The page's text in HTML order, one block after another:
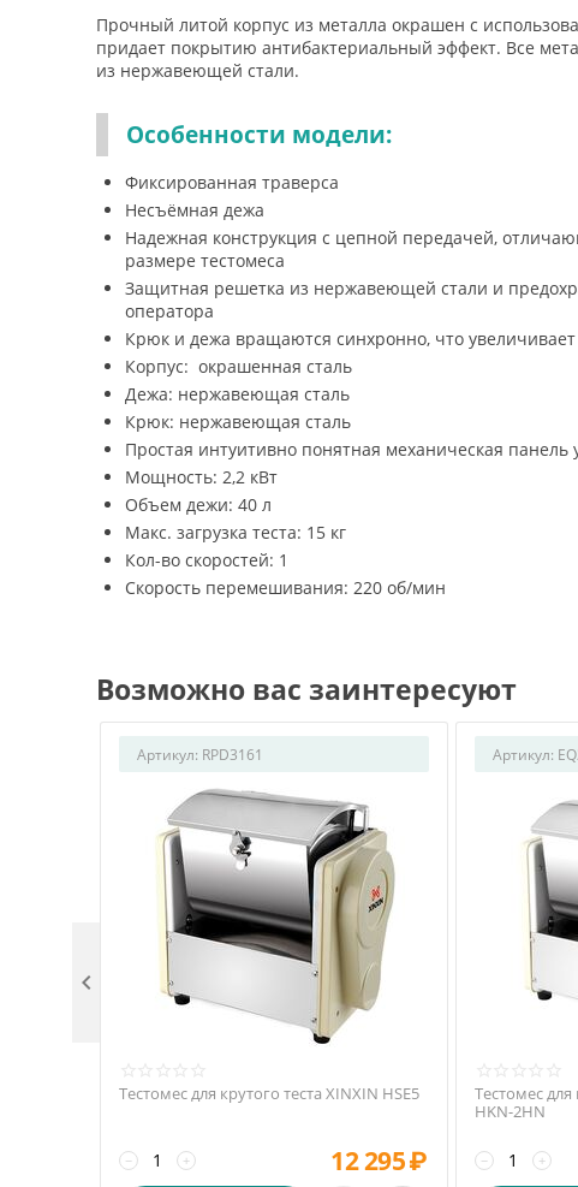
Прочный литой корпус из металла окрашен с
придает покрытию антибактериальный эффект. Все
из нержавеющей стали.
Особенности модели:
Фиксированная траверса
Несъёмная дежа
Надежная конструкция с цепной передачей,
размере тестомеса
Защитная решетка из нержавеющей стали и
оператора
Крюк и дежа вращаются синхронно, что
Корпус: окрашенная сталь
Дежа: нержавеющая сталь
Крюк: нержавеющая сталь
Простая интуитивно понятная механическая
Мощность: 2,2 кВт
Объем дежи: 40 л
Макс. загрузка теста: 15 кг
Кол-во скоростей: 1
Скорость перемешивания: 220 об/мин
Возможно вас заинтересуют
Артикул: RPD3161
Тестомес для крутого теста XINXIN HSE5
+
− 12 295₽
Артикул:
Тестомес для
HKN-2HN
+
−
